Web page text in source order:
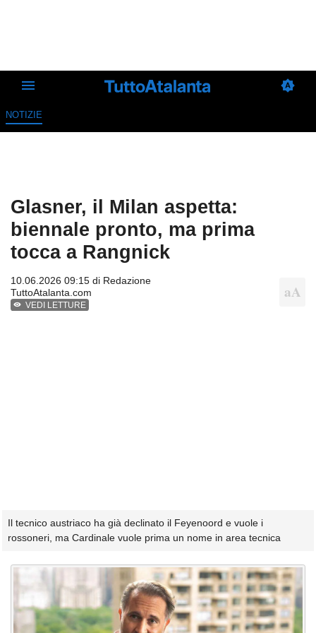
NOTIZIE
Glasner, il Milan aspetta:
biennale pronto, ma prima
tocca a Rangnick
10.06.2026 09:15 di Redazione
TuttoAtalanta.com
VEDI LETTURE
Il tecnico austriaco ha già declinato il Feyenoord e vuole i
rossoneri, ma Cardinale vuole prima un nome in area tecnica